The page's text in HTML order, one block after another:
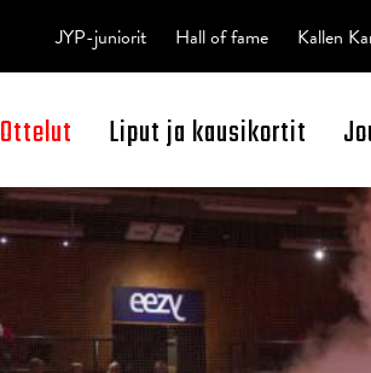
Open Search
Ottelut Liput ja kausikortit
JYP-juniorit Hall of fame Kallen